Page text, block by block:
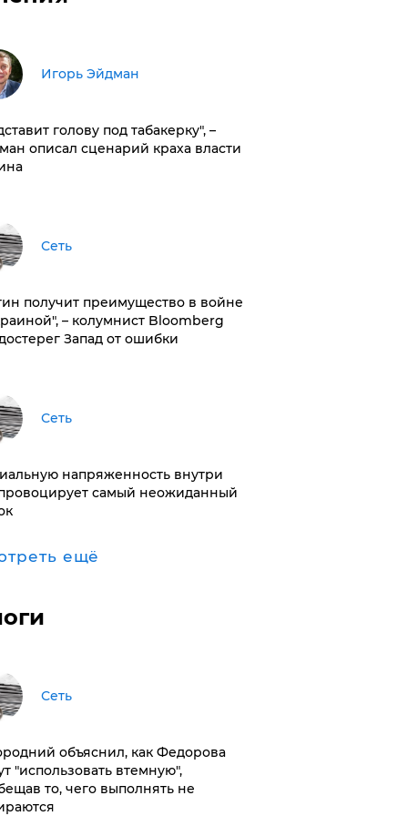
Игорь Эйдман
голову под табакерку", –
описал сценарий краха власти
Сеть
получит преимущество в войне
– колумнист Bloomberg
Запад от ошибки
Сеть
напряженность внутри
самый неожиданный
ещё
Сеть
объяснил, как Федорова
"использовать втемную",
то, чего выполнять не